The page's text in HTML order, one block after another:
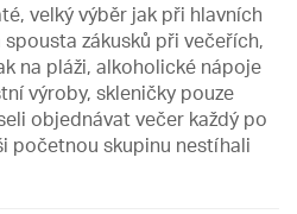
velký výběr jak při hlavních
zákusků při večeřích,
na pláži, alkoholické nápoje
výroby, skleničky pouze
objednávat večer každý po
početnou skupinu nestíhali